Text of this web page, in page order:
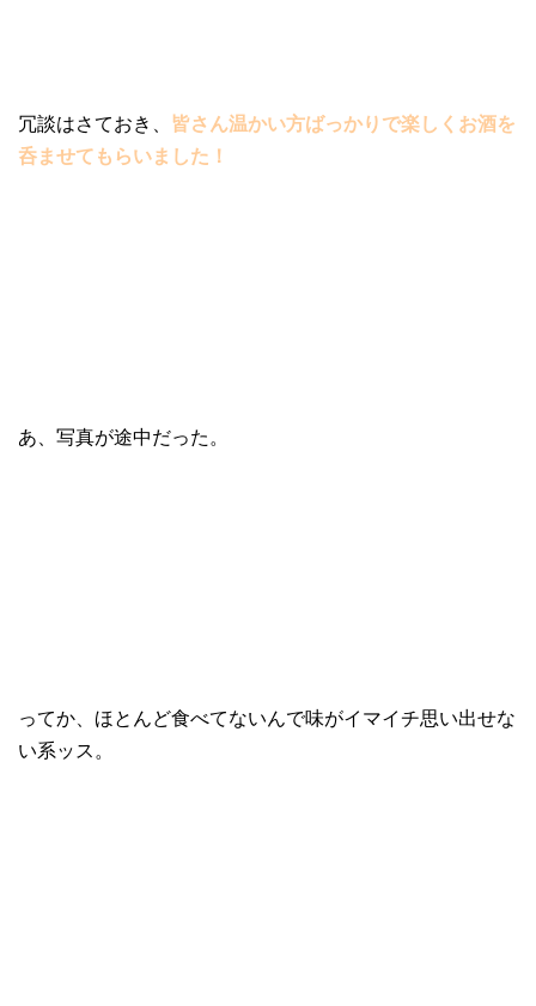
冗談はさておき、 皆さん温かい方ばっかりで楽しくお酒を
呑ませてもらいました！
あ、写真が途中だった。
ってか、ほとんど食べてないんで味がイマイチ思い出せな
い系ッス。